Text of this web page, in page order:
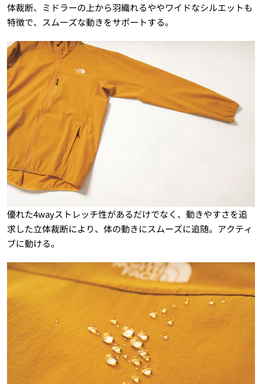
体裁断、ミドラーの上から羽織れるややワイドなシルエットも
特徴で、スムーズな動きをサポートする。
優れた4wayストレッチ性があるだけでなく、動きやすさを追
求した立体裁断により、体の動きにスムーズに追随。アクティ
ブに動ける。